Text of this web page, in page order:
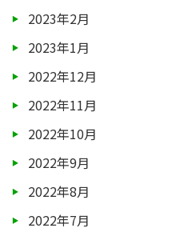
2023年2月
2023年1月
2022年12月
2022年11月
2022年10月
2022年9月
2022年8月
2022年7月